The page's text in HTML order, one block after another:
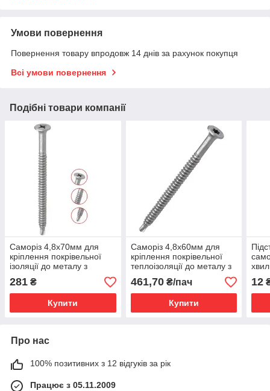
Умови повернення
Повернення товару впродовж 14 днів за рахунок покупця
Всі умови повернення
Подібні товари компанії
Саморіз 4,8x70мм для
кріплення покрівельної
ізоляції до металу з
головкою під PH-2,
сверління до 2мм
281 ₴
Купити
Саморіз 4,8х60мм для
кріплення покрівельної
теплоізоляції до металу з
головкою під РН-2 з
покриттям Ruspert
461,70₴/пач
Купити
12
Про нас
100% позитивних з 12 відгуків за рік
Працює з 05.11.2009